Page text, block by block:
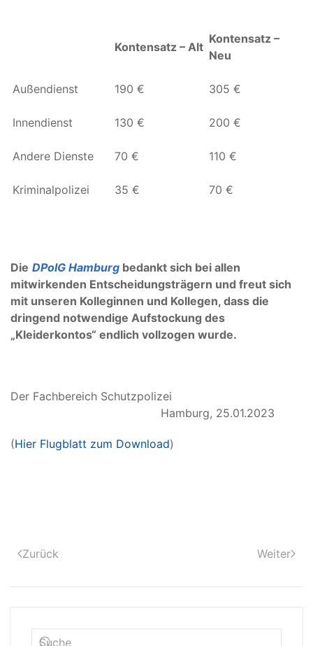
Kontensatz – Alt
Kontensatz –
Neu
Außendienst 190 € 305 €
Innendienst 130 € 200 €
Andere Dienste 70 € 110 €
Kriminalpolizei 35 € 70 €
Die DPolG Hamburg bedankt sich bei allen
mitwirkenden Entscheidungsträgern und freut sich
mit unseren Kolleginnen und Kollegen, dass die
dringend notwendige Aufstockung des
„Kleiderkontos“ endlich vollzogen wurde.
Der Fachbereich Schutzpolizei
Hamburg, 25.01.2023
(Hier Flugblatt zum Download)
Zurück Weiter